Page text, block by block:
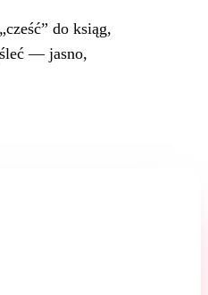
do ksiąg,
— jasno,